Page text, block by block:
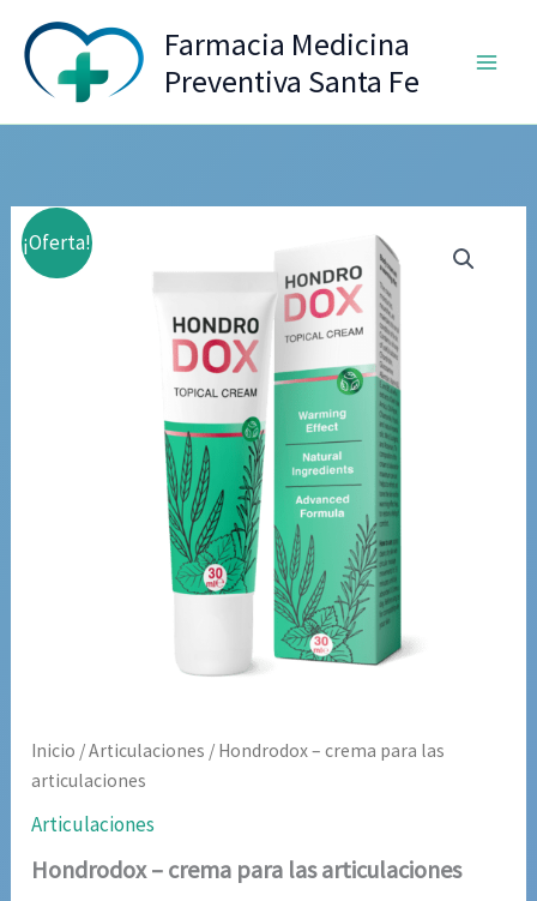
contenido
Farmacia Medicina
Preventiva Santa Fe
¡Oferta!
Inicio /Articulaciones / Hondrodox – crema para las
articulaciones
Articulaciones
Hondrodox – crema para las articulaciones